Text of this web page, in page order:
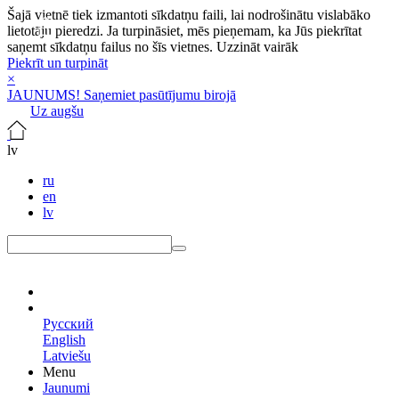
Šajā vietnē tiek izmantoti sīkdatņu faili, lai nodrošinātu vislabāko
lietotāju pieredzi. Ja turpināsiet, mēs pieņemam, ka Jūs piekrītat
saņemt sīkdatņu failus no šīs vietnes. Uzzināt vairāk
Piekrīt un turpināt
×
JAUNUMS! Saņemiet pasūtījumu birojā
Uz augšu
lv
ru
en
lv
Русский
English
Latviešu
Menu
Jaunumi